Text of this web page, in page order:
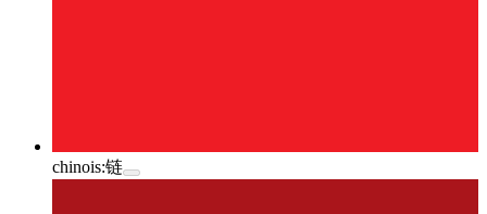
chinois:链